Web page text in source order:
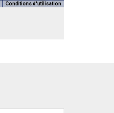
Conditions d'utilisation